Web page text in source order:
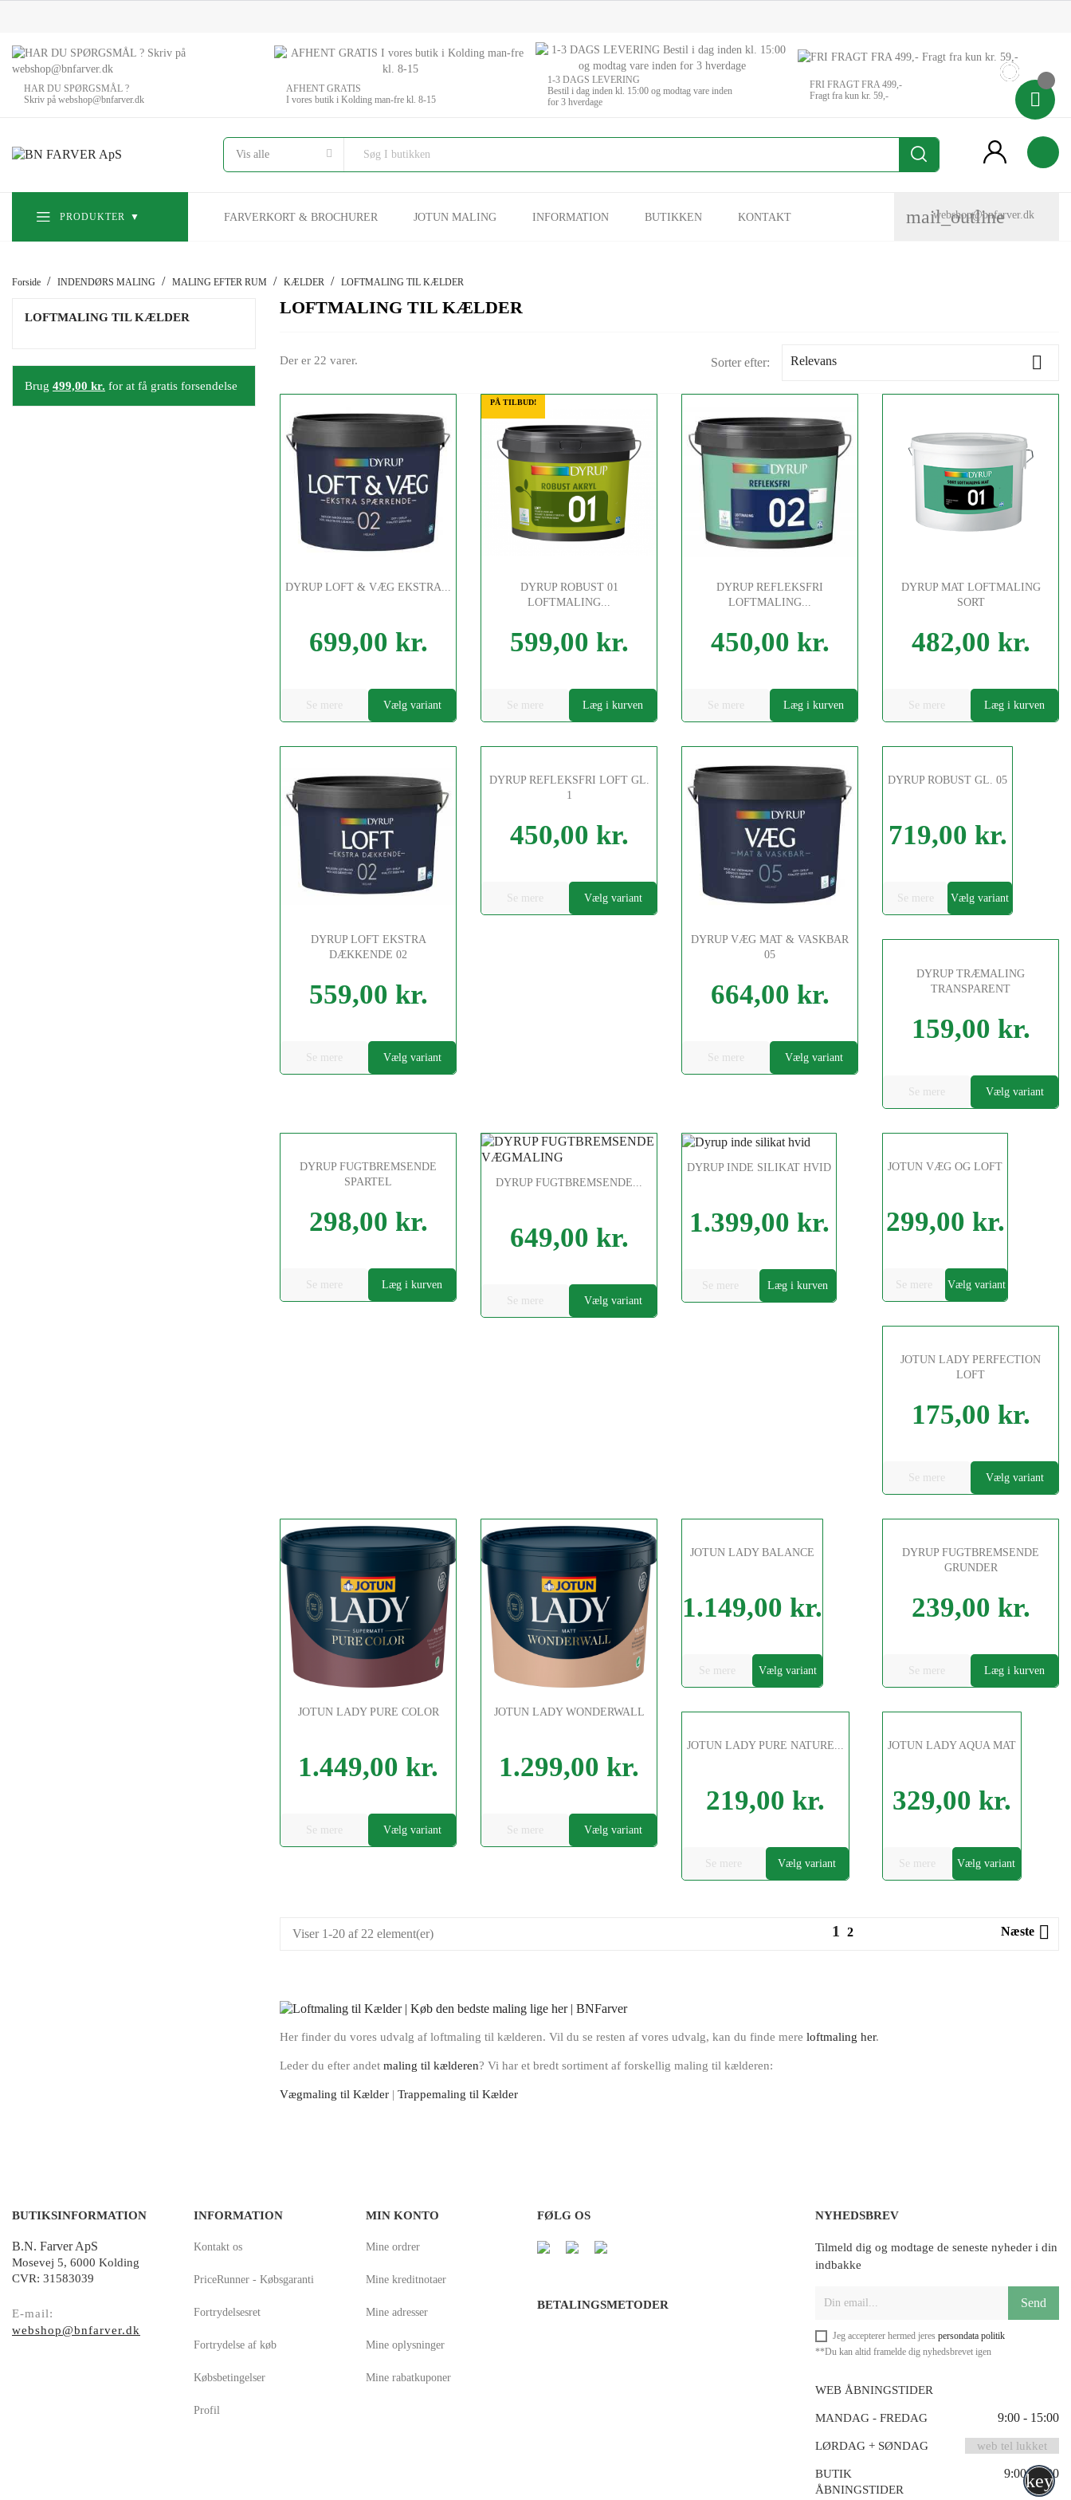
HAR DU SPØRGSMÅL ?
Skriv på webshop@bnfarver.dk
AFHENT GRATIS
I vores butik i Kolding man-fre kl. 8-15
1-3 DAGS LEVERING
Bestil i dag inden kl. 15:00 og modtag vare inden
for 3 hverdage
FRI FRAGT FRA 499,-
Fragt fra kun kr. 59,-
Vis alle person
PRODUKTER FARVERKORT & BROCHURER JOTUN MALING INFORMATION BUTIKKEN KONTAKT mail_outline
webshop@bnfarver.dk
Forside INDENDØRS MALING MALING EFTER RUM KÆLDER LOFTMALING TIL KÆLDER
LOFTMALING TIL KÆLDER
Brug 499,00 kr. for at få gratis forsendelse
LOFTMALING TIL KÆLDER
Der er 22 varer. Sorter efter: Relevans 
DYRUP LOFT & VÆG EKSTRA...
699,00 kr.
Se mere Vælg variant
PÅ TILBUD!
DYRUP ROBUST 01
LOFTMALING...
599,00 kr.
Se mere Læg i kurven
DYRUP REFLEKSFRI
LOFTMALING...
450,00 kr.
Se mere Læg i kurven
DYRUP MAT LOFTMALING
SORT
482,00 kr.
Se mere Læg i kurven
DYRUP LOFT EKSTRA
DÆKKENDE 02
559,00 kr.
Se mere Vælg variant
DYRUP REFLEKSFRI LOFT GL.
1
450,00 kr.
Se mere Vælg variant
DYRUP VÆG MAT & VASKBAR
05
664,00 kr.
Se mere Vælg variant
DYRUP ROBUST GL. 05
Pris
719,00 kr.
Se mere Vælg variant
DYRUP TRÆMALING
TRANSPARENT
159,00 kr.
Se mere Vælg variant
DYRUP FUGTBREMSENDE
SPARTEL
298,00 kr.
Se mere Læg i kurven
DYRUP FUGTBREMSENDE...
649,00 kr.
Se mere Vælg variant
DYRUP INDE SILIKAT HVID
Pris1.399,00 kr.
Se mere Læg i kurven
JOTUN VÆG OG LOFT
Pris
299,00 kr.
Se mere Vælg variant
JOTUN LADY PERFECTION
LOFT
175,00 kr.
Se mere Vælg variant
JOTUN LADY PURE COLOR
Pris1.449,00 kr.
Se mere Vælg variant
JOTUN LADY WONDERWALL
Pris1.299,00 kr.
Se mere Vælg variant
JOTUN LADY BALANCE
Pris
1.149,00 kr.
Se mere Vælg variant
DYRUP FUGTBREMSENDE
GRUNDER
239,00 kr.
Se mere Læg i kurven
JOTUN LADY PURE NATURE...
219,00 kr.
Se mere Vælg variant
JOTUN LADY AQUA MAT
Pris
329,00 kr.
Se mere Vælg variant
Viser 1-20 af 22 element(er) 1 2 Næste 
Her finder du vores udvalg af loftmaling til kælderen. Vil du se resten af vores udvalg, kan du finde mere loftmaling her.
Leder du efter andet maling til kælderen? Vi har et bredt sortiment af forskellig maling til kælderen:
Vægmaling til Kælder | Trappemaling til Kælder
BUTIKSINFORMATION
B.N. Farver ApS
Mosevej 5, 6000 Kolding
CVR: 31583039
E-mail:
webshop@bnfarver.dk
INFORMATION
Kontakt os
PriceRunner - Købsgaranti
Fortrydelsesret
Fortrydelse af køb
Købsbetingelser
Profil
MIN KONTO
Mine ordrer
Mine kreditnotaer
Mine adresser
Mine oplysninger
Mine rabatkuponer
FØLG OS
BETALINGSMETODER
NYHEDSBREV
Tilmeld dig og modtage de seneste nyheder i din
indbakke
Send
Jeg accepterer hermed jeres persondata politik
**Du kan altid framelde dig nyhedsbrevet igen
WEB ÅBNINGSTIDER
MANDAG - FREDAG 9:00 - 15:00
LØRDAG + SØNDAG web tel lukket
BUTIK
ÅBNINGSTIDER
9:00-17:00
